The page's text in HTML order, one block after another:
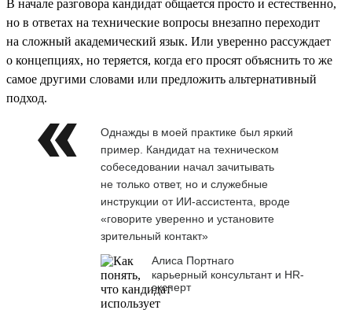
В начале разговора кандидат общается просто и естественно,
но в ответах на технические вопросы внезапно переходит
на сложный академический язык. Или уверенно рассуждает
о концепциях, но теряется, когда его просят объяснить то же
самое другими словами или предложить альтернативный
подход.
Однажды в моей практике был яркий
пример. Кандидат на техническом
собеседовании начал зачитывать
не только ответ, но и служебные
инструкции от ИИ-ассистента, вроде
«говорите уверенно и установите
зрительный контакт»
Алиса Портнаго
карьерный консультант и HR-
эксперт